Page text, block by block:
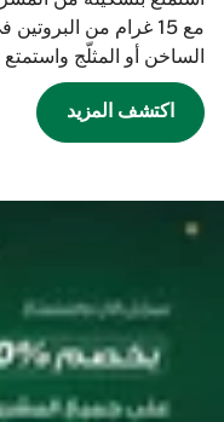
مع 15 غرام من
الساخن أو المثلّج
اكتشف المزيد